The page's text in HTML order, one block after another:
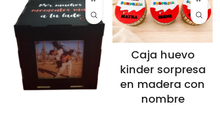
Caja huevo
kinder sorpresa
en madera con
nombre